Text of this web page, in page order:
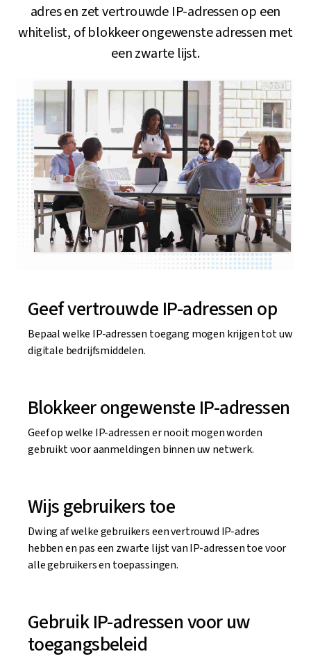
adres en zet vertrouwde IP-adressen op een
whitelist, of blokkeer ongewenste adressen met
een zwarte lijst.
Geef vertrouwde IP-adressen op
Bepaal welke IP-adressen toegang mogen krijgen tot uw
digitale bedrijfsmiddelen.
Blokkeer ongewenste IP-adressen
Geef op welke IP-adressen er nooit mogen worden
gebruikt voor aanmeldingen binnen uw netwerk.
Wijs gebruikers toe
Dwing af welke gebruikers een vertrouwd IP-adres
hebben en pas een zwarte lijst van IP-adressen toe voor
alle gebruikers en toepassingen.
Gebruik IP-adressen voor uw
toegangsbeleid